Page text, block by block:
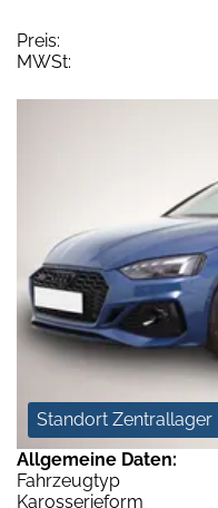
Preis:
MWSt:
Standort Zentrallager
Allgemeine Daten:
Fahrzeugtyp
Karosserieform